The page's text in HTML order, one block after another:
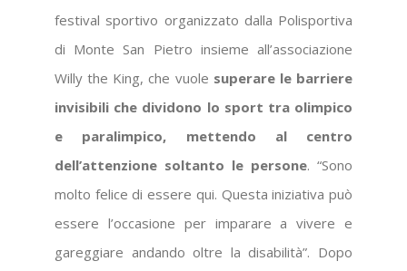
festival sportivo organizzato dalla Polisportiva
di Monte San Pietro insieme all’associazione
Willy the King, che vuole superare le barriere
invisibili che dividono lo sport tra olimpico
e paralimpico, mettendo al centro
dell’attenzione soltanto le persone. “Sono
molto felice di essere qui. Questa iniziativa può
essere l’occasione per imparare a vivere e
gareggiare andando oltre la disabilità”. Dopo